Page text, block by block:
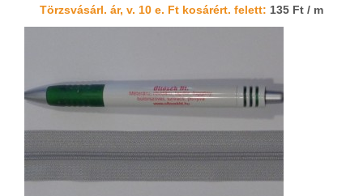
Törzsvásárl. ár, v. 10 e. Ft kosárért. felett: 135 Ft / m